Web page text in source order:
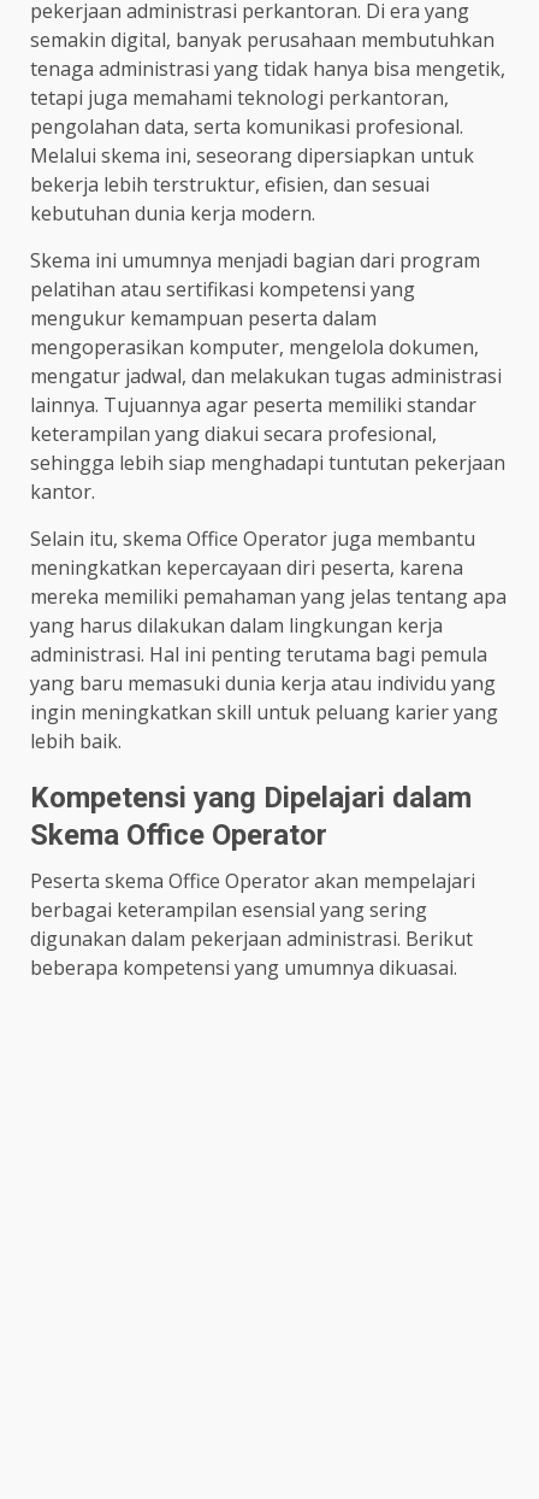
pekerjaan administrasi perkantoran. Di era yang
semakin digital, banyak perusahaan membutuhkan
tenaga administrasi yang tidak hanya bisa mengetik,
tetapi juga memahami teknologi perkantoran,
pengolahan data, serta komunikasi profesional.
Melalui skema ini, seseorang dipersiapkan untuk
bekerja lebih terstruktur, efisien, dan sesuai
kebutuhan dunia kerja modern.
Skema ini umumnya menjadi bagian dari program
pelatihan atau sertifikasi kompetensi yang
mengukur kemampuan peserta dalam
mengoperasikan komputer, mengelola dokumen,
mengatur jadwal, dan melakukan tugas administrasi
lainnya. Tujuannya agar peserta memiliki standar
keterampilan yang diakui secara profesional,
sehingga lebih siap menghadapi tuntutan pekerjaan
kantor.
Selain itu, skema Office Operator juga membantu
meningkatkan kepercayaan diri peserta, karena
mereka memiliki pemahaman yang jelas tentang apa
yang harus dilakukan dalam lingkungan kerja
administrasi. Hal ini penting terutama bagi pemula
yang baru memasuki dunia kerja atau individu yang
ingin meningkatkan skill untuk peluang karier yang
lebih baik.
Kompetensi yang Dipelajari dalam
Skema Office Operator
Peserta skema Office Operator akan mempelajari
berbagai keterampilan esensial yang sering
digunakan dalam pekerjaan administrasi. Berikut
beberapa kompetensi yang umumnya dikuasai.